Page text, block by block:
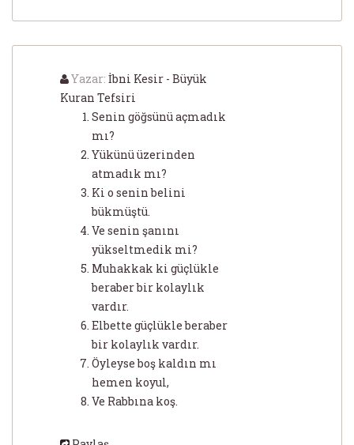
Yazar: İbni Kesir - Büyük
Kuran Tefsiri
Senin göğsünü açmadık
mı?
Yükünü üzerinden
atmadık mı?
Ki o senin belini
bükmüştü.
Ve senin şanını
yükseltmedik mi?
Muhakkak ki güçlükle
beraber bir kolaylık
vardır.
Elbette güçlükle beraber
bir kolaylık vardır.
Öyleyse boş kaldın mı
hemen koyul,
Ve Rabbına koş.